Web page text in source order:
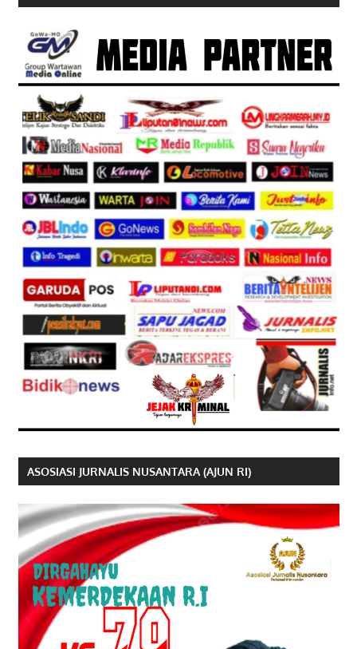
ASOSIASI JURNALIS NUSANTARA (AJUN RI)